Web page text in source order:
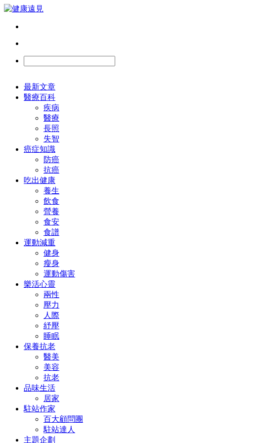
最新文章
醫療百科
疾病
醫療
長照
失智
癌症知識
防癌
抗癌
吃出健康
養生
飲食
營養
食安
食譜
運動減重
健身
瘦身
運動傷害
樂活心靈
兩性
壓力
人際
紓壓
睡眠
保養抗老
醫美
美容
抗老
品味生活
居家
駐站作家
百大顧問團
駐站達人
主題企劃